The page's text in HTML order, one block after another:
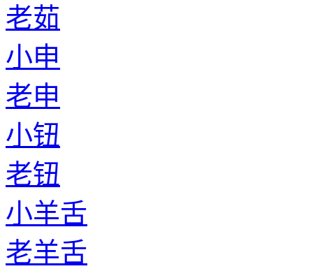
老茹
小申
老申
小钮
老钮
小羊舌
老羊舌